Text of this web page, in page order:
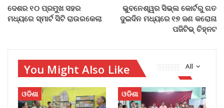
ଦେଶର ୧୦ ପ୍ରମୁଖ ସହର
ମଧ୍ୟରେ ସ୍ମାର୍ଟ ସିଟି ରାଉରକେଲା
ଭୁବନେଶ୍ୱର ସିଭ୍‌ଲ କୋର୍ଟରୁ ଗତ
ଦୁଇଦିନ ମଧ୍ୟରେ ୧୭ ଜଣ କରୋନା
ପଜିଟିଭ୍‌ ଚିହ୍ନଟ
All
You Might Also Like
ଓଡିଶା ଓଡିଶା